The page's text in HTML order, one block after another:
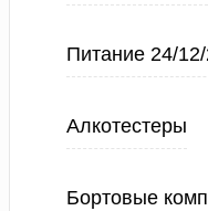
Питание 24/
Алкотестеры
Бортовые